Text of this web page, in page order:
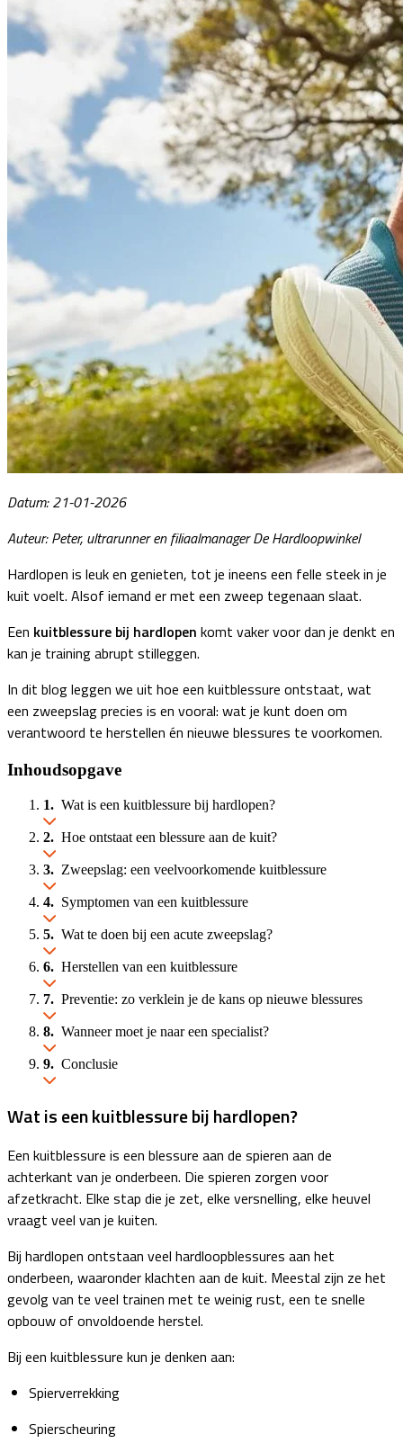
Datum: 21-01-2026
Auteur: Peter, ultrarunner en filiaalmanager De Hardloopwinkel
Hardlopen is leuk en genieten, tot je ineens een felle steek in je
kuit voelt. Alsof iemand er met een zweep tegenaan slaat.
Een kuitblessure bij hardlopen komt vaker voor dan je denkt en
kan je training abrupt stilleggen.
In dit blog leggen we uit hoe een kuitblessure ontstaat, wat
een zweepslag precies is en vooral: wat je kunt doen om
verantwoord te herstellen én nieuwe blessures te voorkomen.
Inhoudsopgave
Wat is een kuitblessure bij hardlopen?
Hoe ontstaat een blessure aan de kuit?
Zweepslag: een veelvoorkomende kuitblessure
Symptomen van een kuitblessure
Wat te doen bij een acute zweepslag?
Herstellen van een kuitblessure
Preventie: zo verklein je de kans op nieuwe blessures
Wanneer moet je naar een specialist?
Conclusie
Wat is een kuitblessure bij hardlopen?
Een kuitblessure is een blessure aan de spieren aan de
achterkant van je onderbeen. Die spieren zorgen voor
afzetkracht. Elke stap die je zet, elke versnelling, elke heuvel
vraagt veel van je kuiten.
Bij hardlopen ontstaan veel hardloopblessures aan het
onderbeen, waaronder klachten aan de kuit. Meestal zijn ze het
gevolg van te veel trainen met te weinig rust, een te snelle
opbouw of onvoldoende herstel.
Bij een kuitblessure kun je denken aan:
Spierverrekking
Spierscheuring